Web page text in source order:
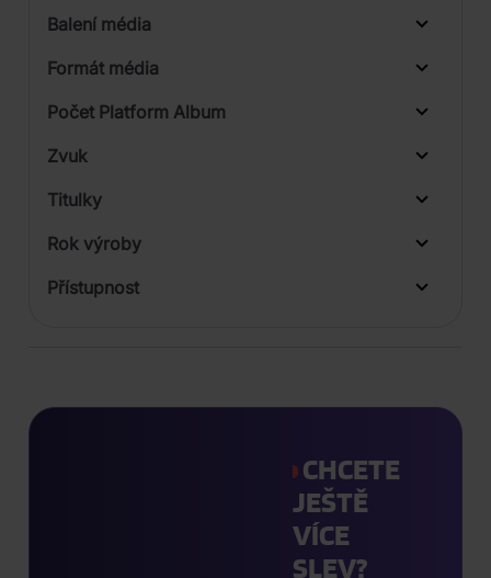
Balení média
Formát média
Počet Platform Album
Zvuk
Titulky
Rok výroby
Přístupnost
CHCETE
JEŠTĚ
VÍCE
SLEV?